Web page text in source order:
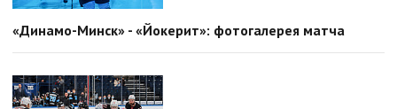
«Динамо-Минск» - «Йокерит»: фотогалерея матча